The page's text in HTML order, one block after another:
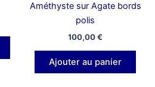
choisies
Améthyste sur Agate bords
polis
100,00€
Ajouter au panier